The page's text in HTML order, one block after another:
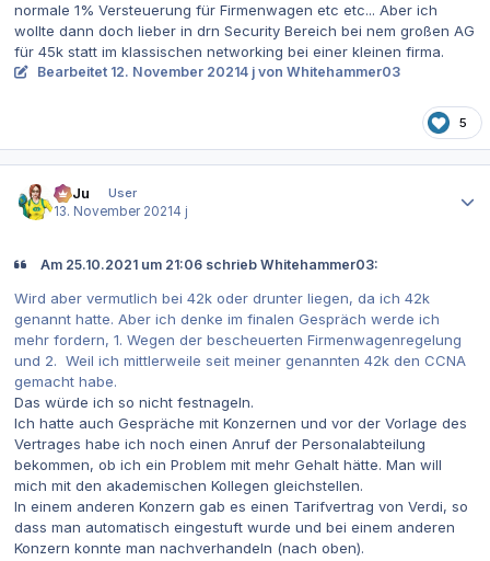
normale 1% Versteuerung für Firmenwagen etc etc... Aber ich
wollte dann doch lieber in drn Security Bereich bei nem großen AG
für 45k statt im klassischen networking bei einer kleinen firma.
Bearbeitet 12. November 20214 j von Whitehammer03
5
SaJu
User
13. November 20214 j
Am 25.10.2021 um 21:06 schrieb Whitehammer03:
Wird aber vermutlich bei 42k oder drunter liegen, da ich 42k
genannt hatte. Aber ich denke im finalen Gespräch werde ich
mehr fordern, 1. Wegen der bescheuerten Firmenwagenregelung
und 2. Weil ich mittlerweile seit meiner genannten 42k den CCNA
gemacht habe.
Das würde ich so nicht festnageln.
Ich hatte auch Gespräche mit Konzernen und vor der Vorlage des
Vertrages habe ich noch einen Anruf der Personalabteilung
bekommen, ob ich ein Problem mit mehr Gehalt hätte. Man will
mich mit den akademischen Kollegen gleichstellen.
In einem anderen Konzern gab es einen Tarifvertrag von Verdi, so
dass man automatisch eingestuft wurde und bei einem anderen
Konzern konnte man nachverhandeln (nach oben).